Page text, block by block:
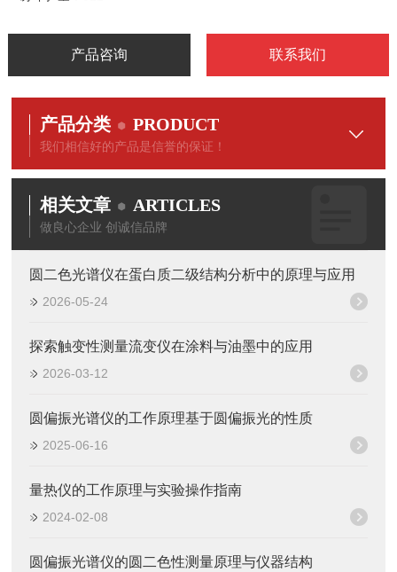
产品咨询 联系我们
产品分类 PRODUCT
我们相信好的产品是信誉的保证！
相关文章 ARTICLES
做良心企业 创诚信品牌
圆二色光谱仪在蛋白质二级结构分析中的原理与应用
2026-05-24
探索触变性测量流变仪在涂料与油墨中的应用
2026-03-12
圆偏振光谱仪的工作原理基于圆偏振光的性质
2025-06-16
量热仪的工作原理与实验操作指南
2024-02-08
圆偏振光谱仪的圆二色性测量原理与仪器结构